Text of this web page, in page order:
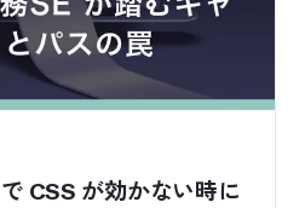
CSS が効かない時に